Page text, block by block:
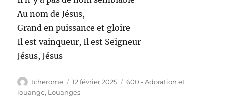
Au nom de Jésus,
Grand en puissance et gloire
Il est vainqueur, Il est Seigneur
Jésus, Jésus
Auteur
tcherome
Publié
le
12 février 2025 Catégories
600 - Adoration et
louange, Louanges